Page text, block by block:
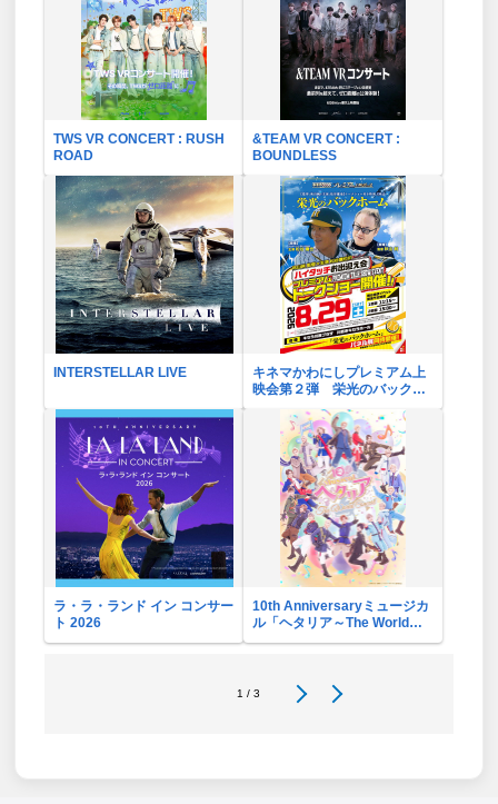
TWS VR CONCERT : RUSH
ROAD
&TEAM VR CONCERT :
BOUNDLESS
INTERSTELLAR LIVE
キネマかわにしプレミアム上
映会第２弾 栄光のバックホ
ラ・ラ・ランド イン コンサー
ト 2026
10th Anniversaryミュージカ
ル「ヘタリア～The World
1 / 3